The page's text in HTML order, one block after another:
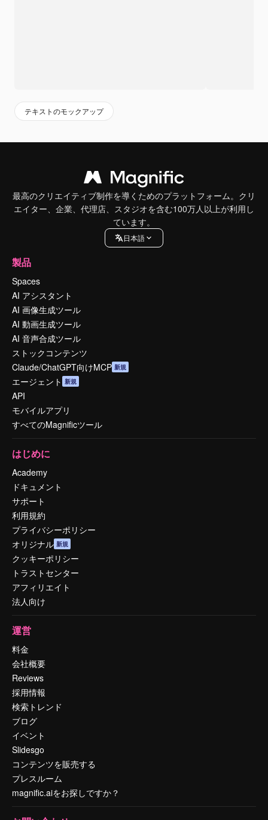
テキストのモックアップ
最高のクリエイティブ制作を導くためのプラットフォーム。クリ
エイター、企業、代理店、スタジオを含む100万人以上が利用し
ています。
日本語
製品
Spaces
AI アシスタント
AI 画像生成ツール
AI 動画生成ツール
AI 音声合成ツール
ストックコンテンツ
Claude/ChatGPT向けMCP 新規
エージェント 新規
API
モバイルアプリ
すべてのMagnificツール
はじめに
Academy
ドキュメント
サポート
利用規約
プライバシーポリシー
オリジナル 新規
クッキーポリシー
トラストセンター
アフィリエイト
法人向け
運営
料金
会社概要
Reviews
採用情報
検索トレンド
ブログ
イベント
Slidesgo
コンテンツを販売する
プレスルーム
magnific.aiをお探しですか？